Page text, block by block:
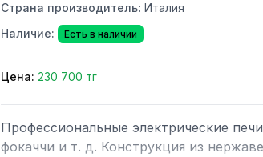
Страна производитель: Италия
Наличие:
Есть в наличии
Цена: 230 700 тг
Профессиональные электрические
фокаччи и т. д. Конструкция из